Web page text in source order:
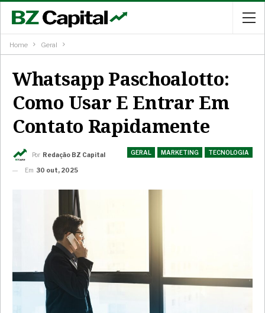
Home Geral
Whatsapp Paschoalotto:
Como Usar E Entrar Em
Contato Rapidamente
GERAL MARKETING TECNOLOGIA
Por Redação BZ Capital
Em 30 out, 2025